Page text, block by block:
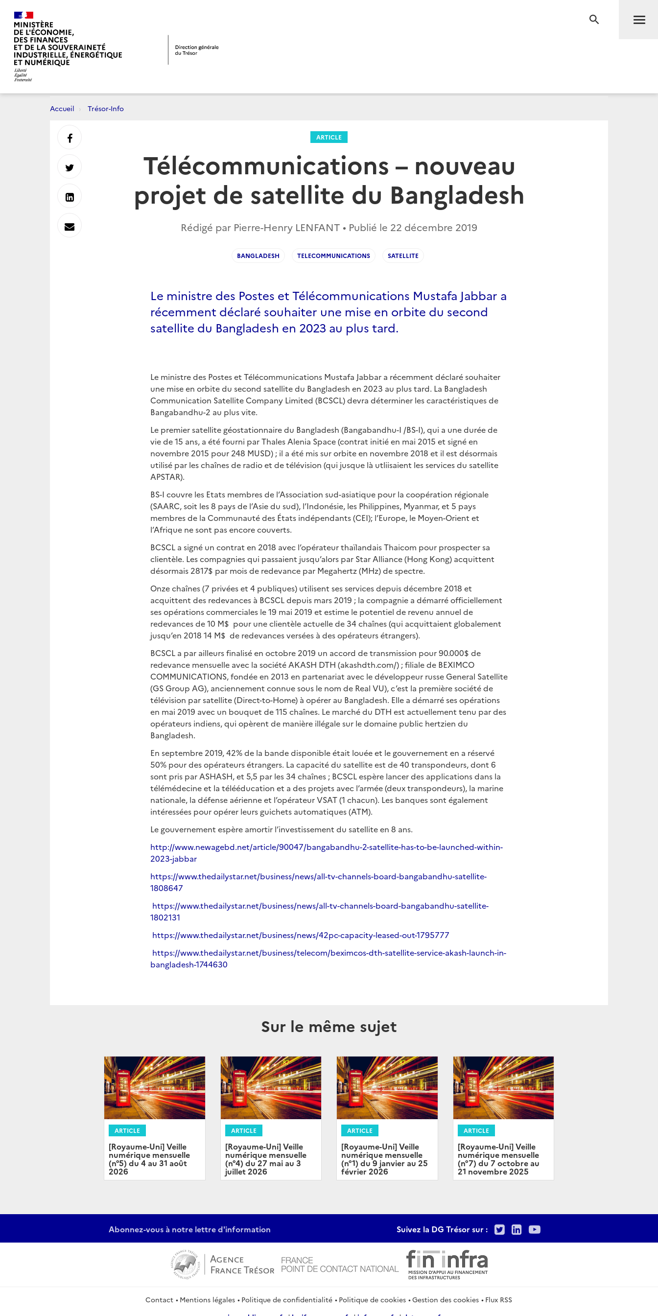
RECHERCHE
Accueil Trésor-Info
ARTICLE
Télécommunications – nouveau
projet de satellite du Bangladesh
Rédigé par Pierre-Henry LENFANT • Publié le 22 décembre 2019
BANGLADESH TELECOMMUNICATIONS SATELLITE
Le ministre des Postes et Télécommunications Mustafa Jabbar a
récemment déclaré souhaiter une mise en orbite du second
satellite du Bangladesh en 2023 au plus tard.
Le ministre des Postes et Télécommunications Mustafa Jabbar a récemment déclaré souhaiter
une mise en orbite du second satellite du Bangladesh en 2023 au plus tard. La Bangladesh
Communication Satellite Company Limited (BCSCL) devra déterminer les caractéristiques de
Bangabandhu-2 au plus vite.
Le premier satellite géostationnaire du Bangladesh (Bangabandhu-I /BS-I), qui a une durée de
vie de 15 ans, a été fourni par Thales Alenia Space (contrat initié en mai 2015 et signé en
novembre 2015 pour 248 MUSD) ; il a été mis sur orbite en novembre 2018 et il est désormais
utilisé par les chaînes de radio et de télévision (qui jusque là utliisaient les services du satellite
APSTAR).
BS-I couvre les Etats membres de l’Association sud-asiatique pour la coopération régionale
(SAARC, soit les 8 pays de l’Asie du sud), l’Indonésie, les Philippines, Myanmar, et 5 pays
membres de la Communauté des États indépendants (CEI); l’Europe, le Moyen-Orient et
l’Afrique ne sont pas encore couverts.
BCSCL a signé un contrat en 2018 avec l’opérateur thaïlandais Thaicom pour prospecter sa
clientèle. Les compagnies qui passaient jusqu’alors par Star Alliance (Hong Kong) acquittent
désormais 2817$ par mois de redevance par Megahertz (MHz) de spectre.
Onze chaînes (7 privées et 4 publiques) utilisent ses services depuis décembre 2018 et
acquittent des redevances à BCSCL depuis mars 2019 ; la compagnie a démarré officiellement
ses opérations commerciales le 19 mai 2019 et estime le potentiel de revenu annuel de
redevances de 10 M$ pour une clientèle actuelle de 34 chaînes (qui acquittaient globalement
jusqu’en 2018 14 M$ de redevances versées à des opérateurs étrangers).
BCSCL a par ailleurs finalisé en octobre 2019 un accord de transmission pour 90.000$ de
redevance mensuelle avec la société AKASH DTH (akashdth.com/) ; filiale de BEXIMCO
COMMUNICATIONS, fondée en 2013 en partenariat avec le développeur russe General Satellite
(GS Group AG), anciennement connue sous le nom de Real VU), c’est la première société de
télévision par satellite (Direct-to-Home) à opérer au Bangladesh. Elle a démarré ses opérations
en mai 2019 avec un bouquet de 115 chaînes. Le marché du DTH est actuellement tenu par des
opérateurs indiens, qui opèrent de manière illégale sur le domaine public hertzien du
Bangladesh.
En septembre 2019, 42% de la bande disponible était louée et le gouvernement en a réservé
50% pour des opérateurs étrangers. La capacité du satellite est de 40 transpondeurs, dont 6
sont pris par ASHASH, et 5,5 par les 34 chaînes ; BCSCL espère lancer des applications dans la
télémédecine et la télééducation et a des projets avec l’armée (deux transpondeurs), la marine
nationale, la défense aérienne et l’opérateur VSAT (1 chacun). Les banques sont également
intéressées pour opérer leurs guichets automatiques (ATM).
Le gouvernement espère amortir l’investissement du satellite en 8 ans.
http://www.newagebd.net/article/90047/bangabandhu-2-satellite-has-to-be-launched-within-
2023-jabbar
https://www.thedailystar.net/business/news/all-tv-channels-board-bangabandhu-satellite-
1808647
https://www.thedailystar.net/business/news/all-tv-channels-board-bangabandhu-satellite-
1802131
https://www.thedailystar.net/business/news/42pc-capacity-leased-out-1795777
https://www.thedailystar.net/business/telecom/beximcos-dth-satellite-service-akash-launch-in-
bangladesh-1744630
Sur le même sujet
ARTICLE
[Royaume-Uni] Veille
numérique mensuelle
(n°5) du 4 au 31 août
2026
ARTICLE
[Royaume-Uni] Veille
numérique mensuelle
(n°4) du 27 mai au 3
juillet 2026
ARTICLE
[Royaume-Uni] Veille
numérique mensuelle
(n°1) du 9 janvier au 25
février 2026
ARTICLE
[Royaume-Uni] Veille
numérique mensuelle
(n°7) du 7 octobre au
21 novembre 2025
Partager
sur
Partager
sur
Partager
sur
Envoyer
Abonnez-vous à notre lettre d'information Suivez la DG Trésor sur : TwitterLinkedIn
Youtube
Contact Mentions légales Politique de confidentialité Politique de cookies Gestion des cookies
Flux RSS